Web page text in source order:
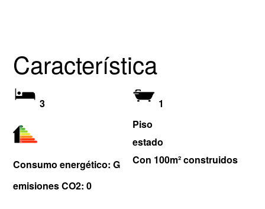
Característica
3 1
Consumo energético: G
emisiones CO2: 0
Piso
estado
Con 100m² construidos